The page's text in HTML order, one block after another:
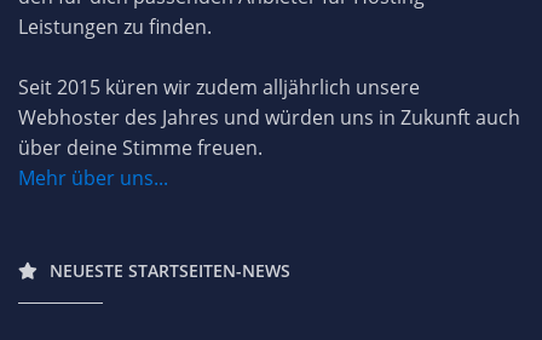
Leistungen zu finden.
Seit 2015 küren wir zudem alljährlich unsere
Webhoster des Jahres und würden uns in Zukunft auch
über deine Stimme freuen.
Mehr über uns...
NEUESTE STARTSEITEN-NEWS